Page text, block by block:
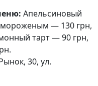
Апельсиновый
— 130 грн,
тарт — 90 грн,
30, ул.